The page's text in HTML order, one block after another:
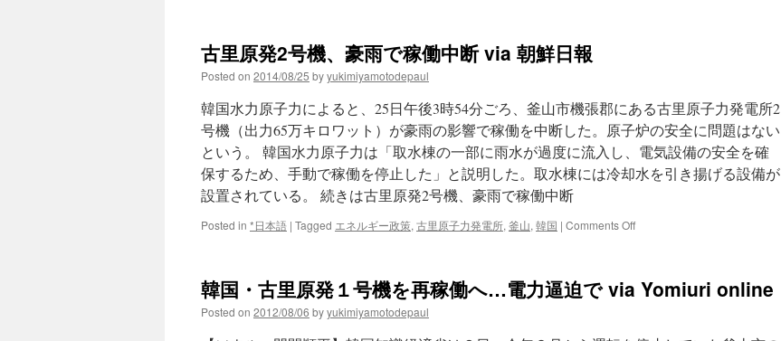
事
故
の
初
訓
練
去
最
古里原発2号機、豪雨で稼働中断 via 朝鮮日報
Posted on 2014/08/25 byyukimiyamotodepaul
韓国水力原子力によると、25日午後3時54分ごろ、釜山市機張郡にある古里原子力発電所2
号機（出力65万キロワット）が豪雨の影響で稼働を中断した。原子炉の安全に問題はない
という。 韓国水力原子力は「取水棟の一部に雨水が過度に流入し、電気設備の安全を確
保するため、手動で稼働を停止した」と説明した。取水棟には冷却水を引き揚げる設備が
設置されている。 続きは古里原発2号機、豪雨で稼働中断
Posted in *日本語 | Tagged エネルギー政策, 古里原子力発電所, 釜山, 韓国 | Comments Offon
発
機、
韓国・古里原発１号機を再稼働へ…電力逼迫で via Yomiuri online
Posted on 2012/08/06 byyukimiyamotodepaul